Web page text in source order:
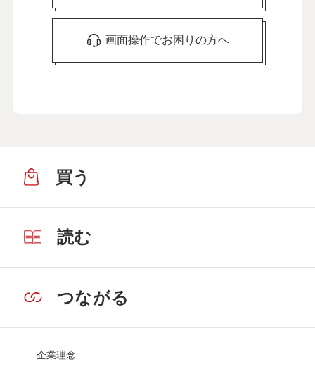
画面操作でお困りの方へ
買う
読む
つながる
企業理念